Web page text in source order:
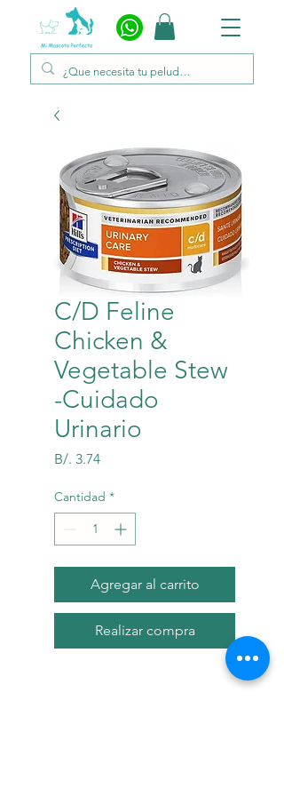
C/D Feline
Chicken &
Vegetable Stew
-Cuidado
Urinario
B/. 3.74Precio
Cantidad *
Agregar al carrito
Realizar compra